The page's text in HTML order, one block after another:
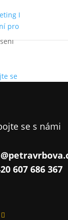
se
se s námi
607 686 367
